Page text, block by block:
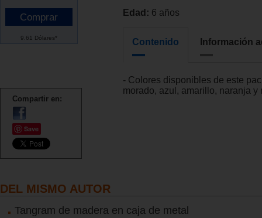
9.61 Dólares*
Compartir en:
Save
Edad: 6 años
Contenido Información
- Colores disponibles de este
morado, azul, amarillo, naranja y
DEL MISMO AUTOR
Tangram de madera en caja de metal